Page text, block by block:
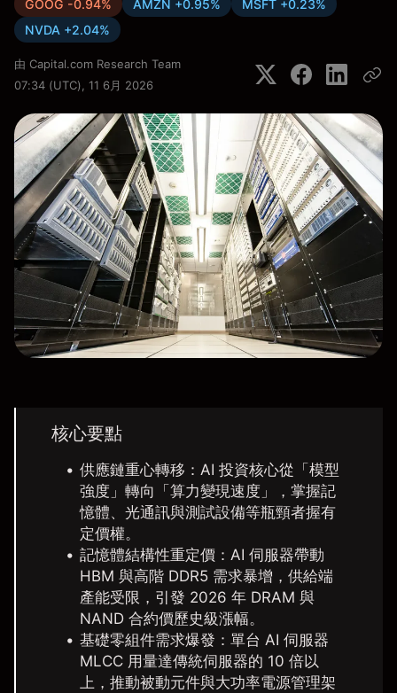
GOOG -0.94% AMZN +0.95%
MSFT +0.23%
NVDA +2.04%
由 Capital.com Research Team
07:34 (UTC), 11 6月 2026
核心要點
供應鏈重心轉移： AI 投資核心從「模型
強度」轉向「算力變現速度」，掌握記
憶體、光通訊與測試設備等瓶頸者握有
定價權。
記憶體結構性重定價： AI 伺服器帶動
HBM 與高階 DDR5 需求暴增，供給端
產能受限，引發 2026 年 DRAM 與
NAND 合約價歷史級漲幅。
基礎零組件需求爆發： 單台 AI 伺服器
MLCC 用量達傳統伺服器的 10 倍以
上，推動被動元件與大功率電源管理架